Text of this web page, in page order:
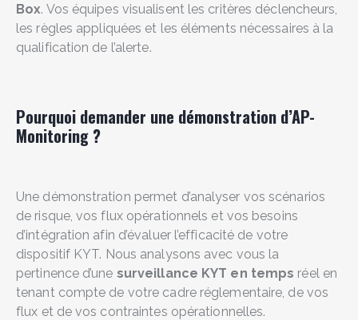
Box. Vos équipes visualisent les critères déclencheurs,
les règles appliquées et les éléments nécessaires à la
qualification de l’alerte.
Pourquoi demander une démonstration d’AP-
Monitoring ?
Une démonstration permet d’analyser vos scénarios
de risque, vos flux opérationnels et vos besoins
d’intégration afin d’évaluer l’efficacité de votre
dispositif KYT. Nous analysons avec vous la
pertinence d’une surveillance KYT en temps réel en
tenant compte de votre cadre réglementaire, de vos
flux et de vos contraintes opérationnelles.